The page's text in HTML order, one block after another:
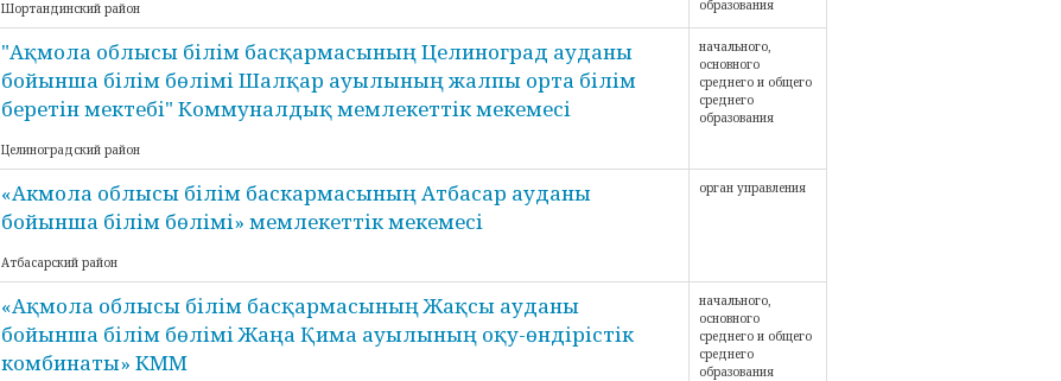
Шортандинский район
образования
"Ақмола облысы білім басқармасының Целиноград ауданы
бойынша білім бөлімі Шалқар ауылының жалпы орта білім
беретін мектебі" Коммуналдық мемлекеттік мекемесі
Целиноградский район
начального,
основного
среднего и общего
среднего
образования
«Акмола облысы білім баскармасының Атбасар ауданы
бойынша білім бөлімі» мемлекеттік мекемесі
Атбасарский район
орган управления
«Ақмола облысы білім басқармасының Жақсы ауданы
бойынша білім бөлімі Жаңа Қима ауылының оқу-өндірістік
комбинаты» КММ
начального,
основного
среднего и общего
среднего
образования